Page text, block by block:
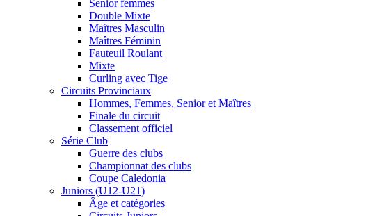
Senior femmes
Double Mixte
Maîtres Masculin
Maîtres Féminin
Fauteuil Roulant
Mixte
Curling avec Tige
Circuits Provinciaux
Hommes, Femmes, Senior et Maîtres
Finale du circuit
Classement officiel
Série Club
Guerre des clubs
Championnat des clubs
Coupe Caledonia
Juniors (U12-U21)
Âge et catégories